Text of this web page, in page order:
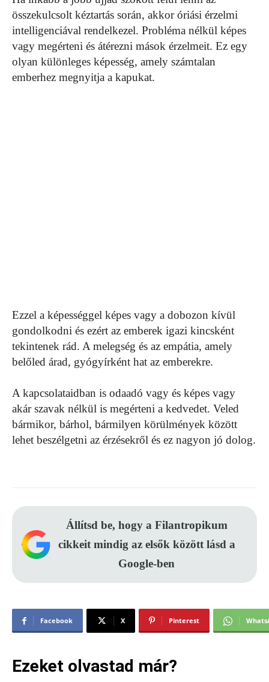
összekulcsolt kéztartás során, akkor óriási érzelmi
intelligenciával rendelkezel. Probléma nélkül képes
vagy megérteni és átérezni mások érzelmeit. Ez egy
olyan különleges képesség, amely számtalan
emberhez megnyitja a kapukat.
Ezzel a képességgel képes vagy a dobozon kívül
gondolkodni és ezért az emberek igazi kincsként
tekintenek rád. A melegség és az empátia, amely
belőled árad, gyógyírként hat az emberekre.
A kapcsolataidban is odaadó vagy és képes vagy
akár szavak nélkül is megérteni a kedvedet. Veled
bármikor, bárhol, bármilyen körülmények között
lehet beszélgetni az érzésekről és ez nagyon jó dolog.
Állítsd be, hogy a Filantropikum
cikkeit mindig az elsők között lásd a
Google-ben
Facebook X Pinterest
Ezeket olvastad már?